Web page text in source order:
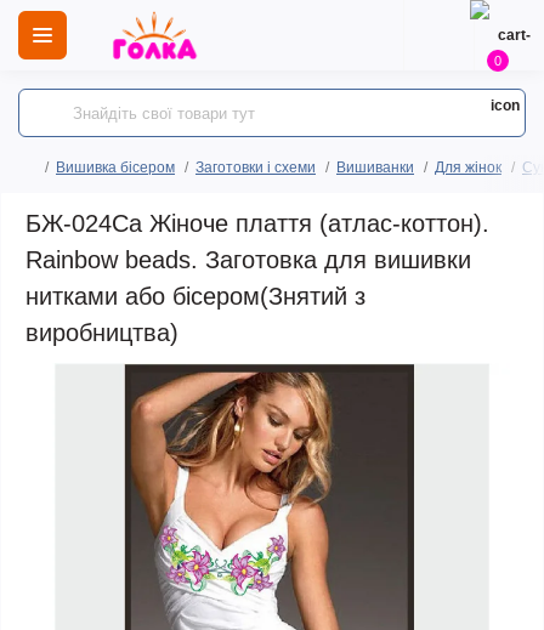
0
Вишивка бісером Заготовки і схеми Вишиванки Для жінок
БЖ-024Са Жіноче плаття (атлас-коттон).
Rainbow beads. Заготовка для вишивки
нитками або бісером(Знятий з
виробництва)